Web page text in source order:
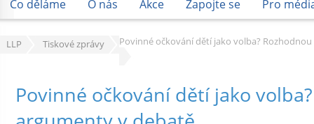
Co děláme O nás Akce Zapojte se Pro
LLP Tiskové zprávy Povinné očkování dětí jako volba?
Povinné očkování dětí jako